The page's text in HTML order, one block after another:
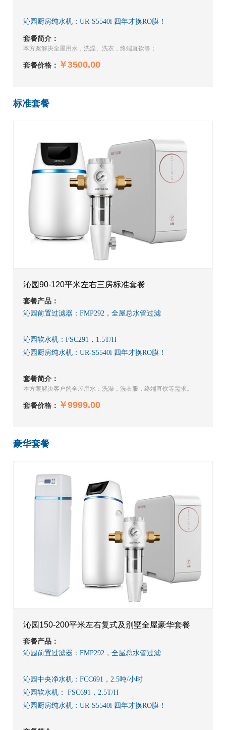
沁园厨房纯水机：UR-S5540i 四年才换RO膜！
套餐简介：
本方案解决全屋用水，洗澡、洗衣，终端直饮等；
套餐价格： ￥3500.00
标准套餐
沁园90-120平米左右三房标准套餐
套餐产品：
沁园前置过滤器：FMP292，全屋总水管过滤
沁园软水机：FSC291，1.5T/H
沁园厨房纯水机：UR-S5540i 四年才换RO膜！
套餐简介：
本方案解决客户的全屋用水：洗澡，洗衣服，终端直饮等需求。
套餐价格： ￥9999.00
豪华套餐
沁园150-200平米左右复式及别墅全屋豪华套餐
套餐产品：
沁园前置过滤器：FMP292，全屋总水管过滤
沁园中央净水机：FCC691，2.5吨/小时
沁园软水机： FSC691，2.5T/H
沁园厨房纯水机：UR-S5540i 四年才换RO膜！